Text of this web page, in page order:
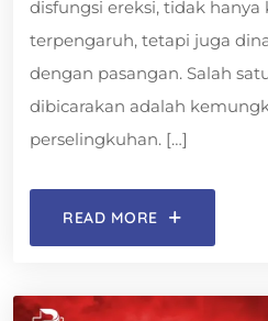
disfungsi ereksi, tidak
terpengaruh, tetapi juga
dengan pasangan. Salah
dibicarakan adalah
perselingkuhan. […]
READ MORE